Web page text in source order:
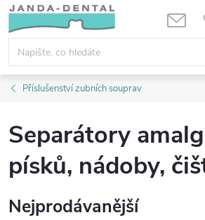
Přejít
obsah
Příslušenství zubních souprav
Separátory
písků, nádoby,
Nejprodávanější